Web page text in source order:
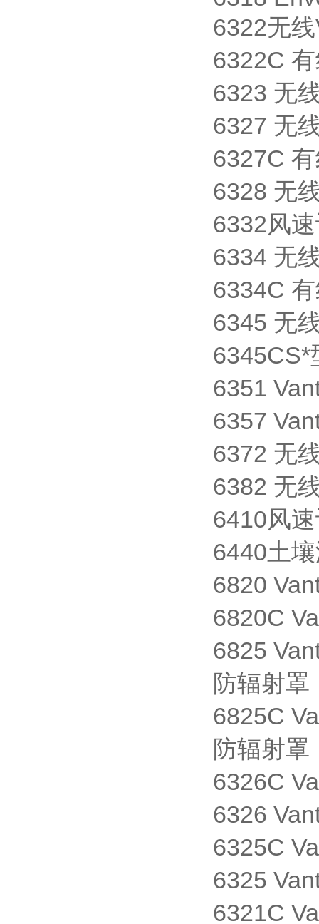
6322无
6322C
6323 无
6327 无
6327C
6328 无
6332风
6334 无
6334C
6345 无
6345CS*
6351
6357
6372 无
6382 无
6410风
6440土
6820
6820C
6825
防辐射罩
6825C
防辐射罩
6326C
6326
6325C
6325
6321C